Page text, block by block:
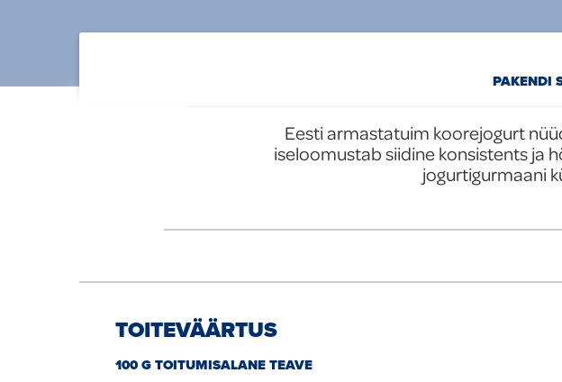
PAKENDI
Eesti armastatuim koorejogurt
iseloomustab siidine konsistents ja
jogurtigurmaani
TOITEVÄÄRTUS
100 G TOITUMISALANE TEAVE